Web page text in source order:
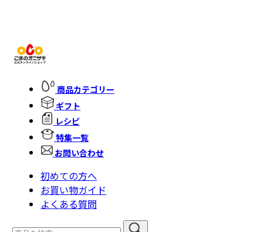
商品カテゴリー
ギフト
レシピ
特集一覧
お問い合わせ
初めての方へ
お買い物ガイド
よくある質問